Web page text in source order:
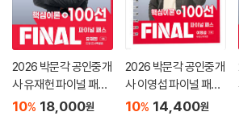
2026 박문각 공인중개
사 유재헌 파이널 패스
100선 1차 민법·민사특
10% 18,000원
2026 박문각 공인중개
사 이영섭 파이널 패스
100선 1차 부동산학개
10% 14,400원